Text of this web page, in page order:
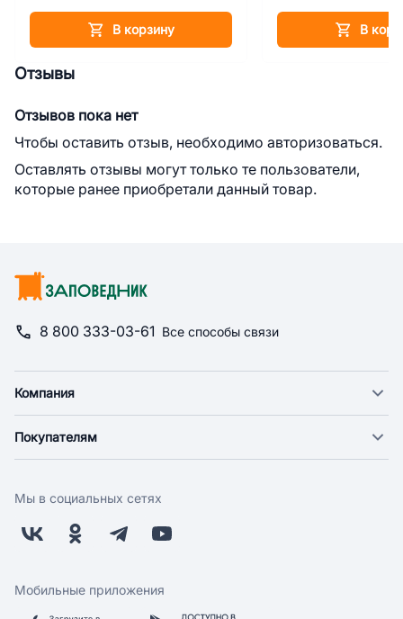
В корзину В
Отзывы
Отзывов пока нет
Чтобы оставить отзыв, необходимо авторизоваться.
Оставлять отзывы могут только те пользователи,
которые ранее приобретали данный товар.
8 800 333-03-61 Все способы связи
Компания
Новости
Поставщикам
Заводчикам
Обратная связь
Покупателям
Оплата
Бонусная программа
Скидки и акции
Мы в социальных сетях
Мобильные приложения